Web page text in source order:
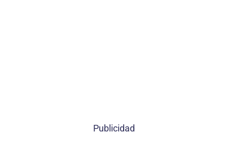
Publicidad